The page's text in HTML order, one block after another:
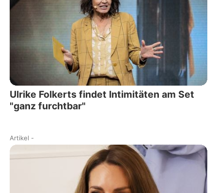
Ulrike Folkerts findet Intimitäten am Set
"ganz furchtbar"
Artikel -